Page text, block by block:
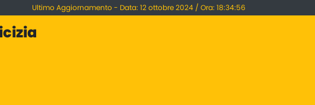
Ultimo Aggiornamento - Data: 12 ottobre 2024 / Ora: 18:34:56